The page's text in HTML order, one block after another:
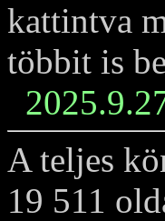
kattintva
többit is
A teljes
19 511